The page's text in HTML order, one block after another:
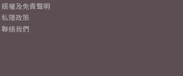
版權及免責聲明
私隱政策
聯絡我們